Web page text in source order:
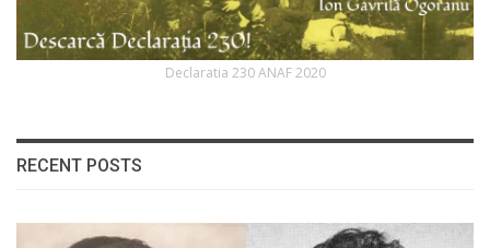
Declaratia 230 ANAF 2020
RECENT POSTS